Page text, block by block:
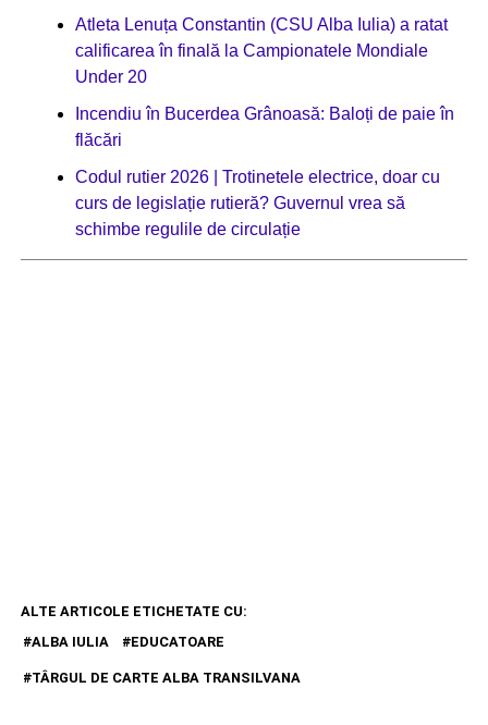
Atleta Lenuța Constantin (CSU Alba Iulia) a ratat
calificarea în finală la Campionatele Mondiale
Under 20
Incendiu în Bucerdea Grânoasă: Baloți de paie în
flăcări
Codul rutier 2026 | Trotinetele electrice, doar cu
curs de legislație rutieră? Guvernul vrea să
schimbe regulile de circulație
ALTE ARTICOLE ETICHETATE CU:
ALBA IULIA
EDUCATOARE
TÂRGUL DE CARTE ALBA TRANSILVANA